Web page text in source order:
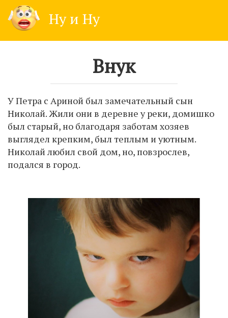
content
Ну и Ну
Внук
У Петра с Ариной был замечательный сын
Николай. Жили они в деревне у реки, домишко
был старый, но благодаря заботам хозяев
выглядел крепким, был теплым и уютным.
Николай любил свой дом, но, повзрослев,
подался в город.